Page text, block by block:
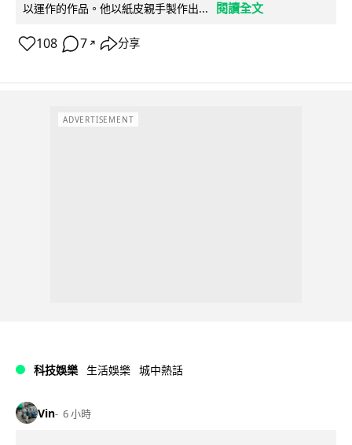
以運作的作品。他以紙皮親手製作出... 閱讀全文
108 7 ↗ 分享
ADVERTISEMENT
科技娛樂 生活娛樂 城中熱話
Vin 6 小時